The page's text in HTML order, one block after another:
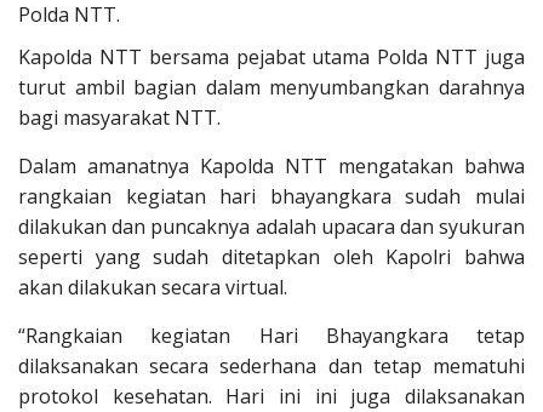
Polda NTT.
Kapolda NTT bersama pejabat utama Polda NTT juga
turut ambil bagian dalam menyumbangkan darahnya
bagi masyarakat NTT.
Dalam amanatnya Kapolda NTT mengatakan bahwa
rangkaian kegiatan hari bhayangkara sudah mulai
dilakukan dan puncaknya adalah upacara dan syukuran
seperti yang sudah ditetapkan oleh Kapolri bahwa
akan dilakukan secara virtual.
“Rangkaian kegiatan Hari Bhayangkara tetap
dilaksanakan secara sederhana dan tetap mematuhi
protokol kesehatan. Hari ini ini juga dilaksanakan